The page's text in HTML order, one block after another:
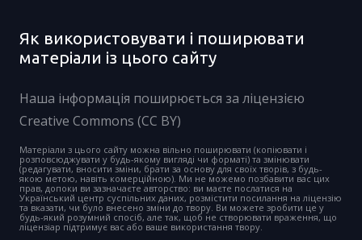
Як використовувати і поширювати
матеріали із цього сайту
Наша інформація поширюється за ліцензією
Creative Commons (CC BY)
Матеріали з цього сайту можна вільно поширювати (копіювати і
розповсюджувати у будь-якому вигляді чи форматі) та змінювати
(редагувати, вносити зміни, брати за основу для своїх творів, з будь-
якою метою, навіть комерційною). Ми не можемо позбавити вас цих
прав, допоки ви зазначаєте авторство: ви маєте послатися на
Український центр суспільних даних, розмістити посилання на ліцензію
та вказати, чи було внесено зміни до твору. Ви можете зробити це у
будь-який розумний спосіб, але так, щоб не створювати враження, що
ліцензіар підтримує вас або ваше використання твору.